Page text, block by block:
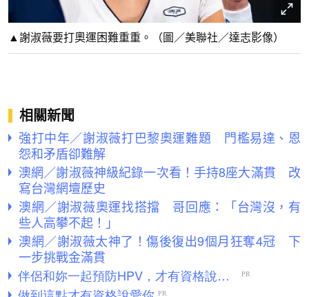
▲謝淑薇要打奧運困難重重。（圖／美聯社／達志影像）
相關新聞
強打中年／謝淑薇打巴黎奧運難題 門檻易達、恩
怨和矛盾卻難解
澳網／謝淑薇神級紀錄一次看！手持8座大滿貫 改
寫台灣網壇歷史
澳網／謝淑薇奧運找搭擋 哥回應：「台灣沒，有
些人高攀不起！」
澳網／謝淑薇太神了！傷後復出9個月狂奪4冠 下
一步挑戰金滿貫